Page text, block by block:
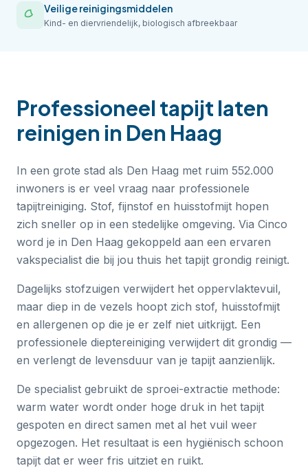
Veilige reinigingsmiddelen
Kind- en diervriendelijk, biologisch afbreekbaar
Professioneel tapijt laten
reinigen in Den Haag
In een grote stad als Den Haag met ruim 552.000
inwoners is er veel vraag naar professionele
tapijtreiniging. Stof, fijnstof en huisstofmijt hopen
zich sneller op in een stedelijke omgeving. Via Cinco
word je in Den Haag gekoppeld aan een ervaren
vakspecialist die bij jou thuis het tapijt grondig reinigt.
Dagelijks stofzuigen verwijdert het oppervlaktevuil,
maar diep in de vezels hoopt zich stof, huisstofmijt
en allergenen op die je er zelf niet uitkrijgt. Een
professionele dieptereiniging verwijdert dit grondig —
en verlengt de levensduur van je tapijt aanzienlijk.
De specialist gebruikt de sproei-extractie methode:
warm water wordt onder hoge druk in het tapijt
gespoten en direct samen met al het vuil weer
opgezogen. Het resultaat is een hygiënisch schoon
tapijt dat er weer fris uitziet en ruikt.